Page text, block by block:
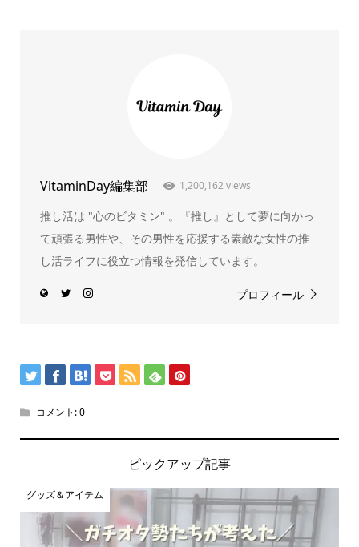
VitaminDay編集部 1,200,162 views
推し活は "心のビタミン" 。『推し』として夢に向かっ
て頑張る男性や、その男性を応援する素敵な女性の推
し活ライフに役立つ情報を発信しています。
プロフィール
コメント:0
ピックアップ記事
グッズ＆アイテム